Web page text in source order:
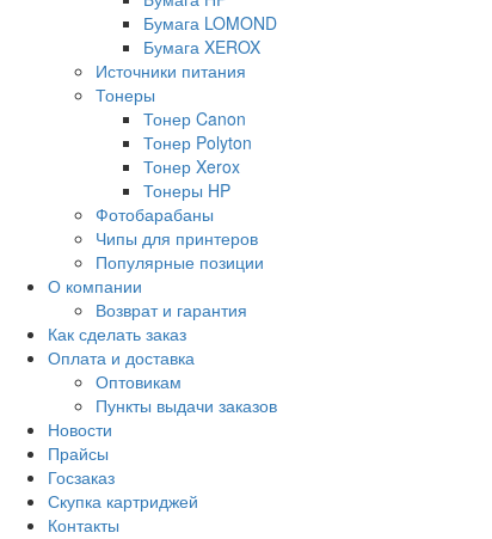
Бумага LOMOND
Бумага XEROX
Источники питания
Тонеры
Тонер Canon
Тонер Polyton
Тонер Xerox
Тонеры HP
Фотобарабаны
Чипы для принтеров
Популярные позиции
О компании
Возврат и гарантия
Как сделать заказ
Оплата и доставка
Оптовикам
Пункты выдачи заказов
Новости
Прайсы
Госзаказ
Скупка картриджей
Контакты